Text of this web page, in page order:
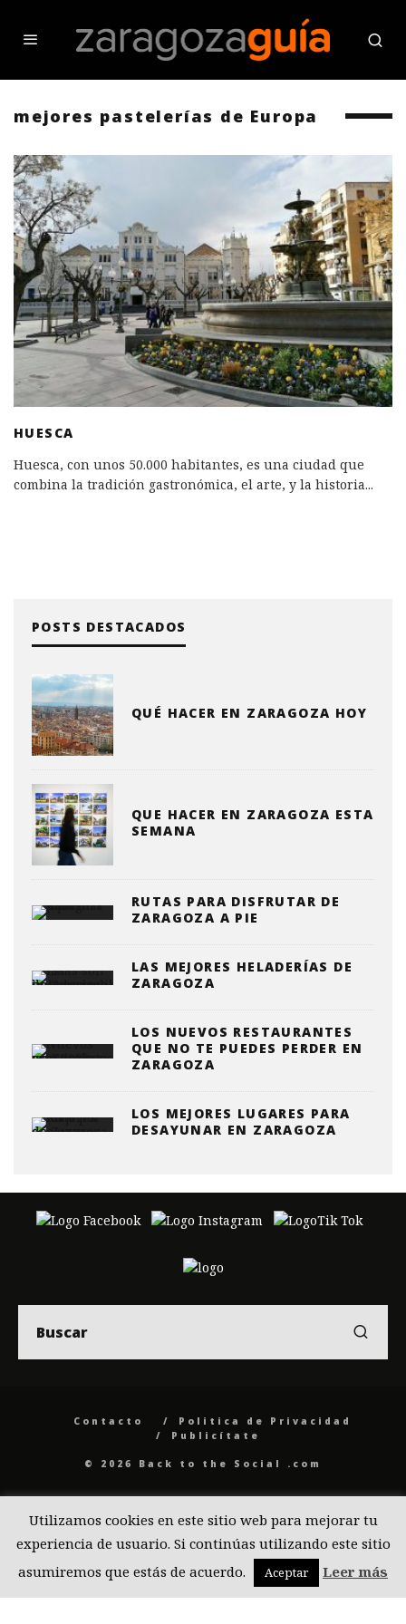
mejores pastelerías de Europa
HUESCA
Huesca, con unos 50.000 habitantes, es una ciudad que
combina la tradición gastronómica, el arte, y la historia...
POSTS DESTACADOS
QUÉ HACER EN ZARAGOZA HOY
QUE HACER EN ZARAGOZA ESTA
SEMANA
RUTAS PARA DISFRUTAR DE
ZARAGOZA A PIE
LAS MEJORES HELADERÍAS DE
ZARAGOZA
LOS NUEVOS RESTAURANTES
QUE NO TE PUEDES PERDER EN
ZARAGOZA
LOS MEJORES LUGARES PARA
DESAYUNAR EN ZARAGOZA
Contacto
Politica de Privacidad
Publicítate
© 2026 Back to the Social .com
Utilizamos cookies en este sitio web para mejorar tu
experiencia de usuario. Si continúas utilizando este sitio
asumiremos que estás de acuerdo.
Aceptar Leer más